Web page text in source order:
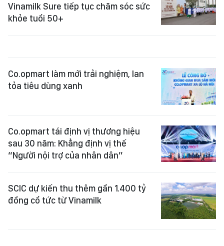
Vinamilk Sure tiếp tục chăm sóc sức
khỏe tuổi 50+
Co.opmart làm mới trải nghiệm, lan
tỏa tiêu dùng xanh
Co.opmart tái định vị thương hiệu
sau 30 năm: Khẳng định vị thế
“Người nội trợ của nhân dân”
SCIC dự kiến thu thêm gần 1.400 tỷ
đồng cổ tức từ Vinamilk